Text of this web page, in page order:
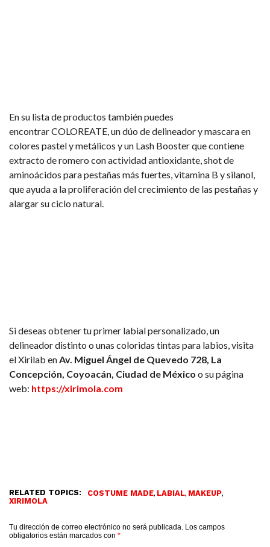
En su lista de productos también puedes
encontrar COLOREATE, un dúo de delineador y mascara en
colores pastel y metálicos y un Lash Booster que contiene
extracto de romero con actividad antioxidante, shot de
aminoácidos para pestañas más fuertes, vitamina B y silanol,
que ayuda a la proliferación del crecimiento de las pestañas y
alargar su ciclo natural.
Si deseas obtener tu primer labial personalizado, un
delineador distinto o unas coloridas tintas para labios, visita
el Xirilab enAv. Miguel Ángel de Quevedo 728, La
Concepción, Coyoacán, Ciudad de México o su página
web: https://xirimola.com
RELATED TOPICS: COSTUME MADE, LABIAL, MAKEUP,
XIRIMOLA
Tu dirección de correo electrónico no será publicada. Los campos
obligatorios están marcados con *